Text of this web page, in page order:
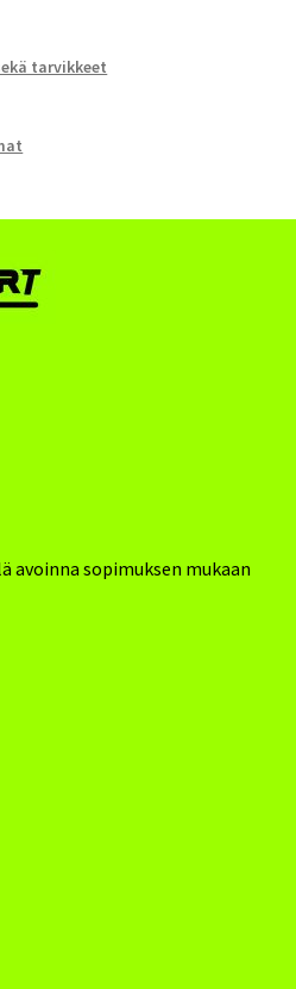
tarvikkeet
avoinna sopimuksen mukaan